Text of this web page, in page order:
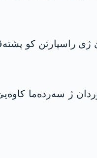
راسپارتن کو